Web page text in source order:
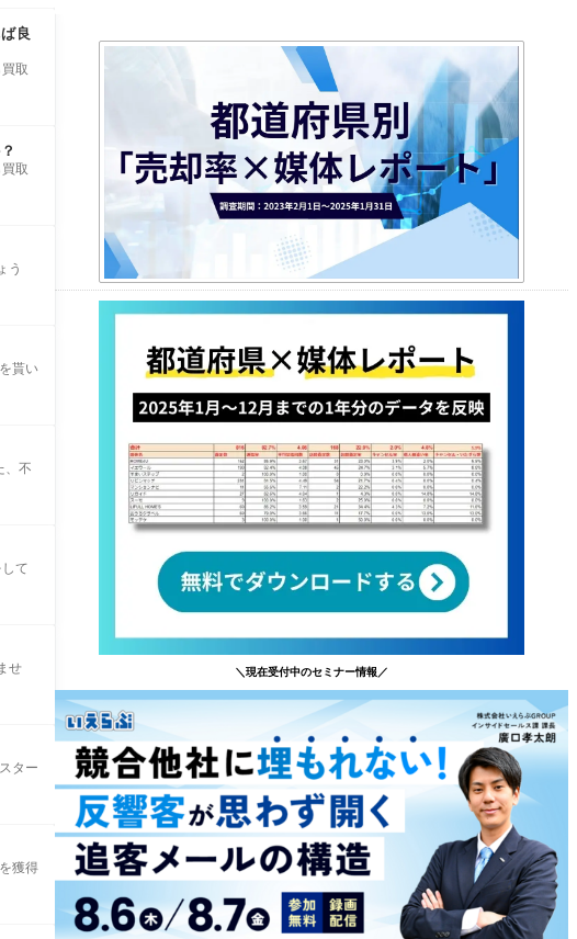
良
取
取
う
貰い
、不
て
せ
ター
獲得
＼現在受付中のセミナー情報／